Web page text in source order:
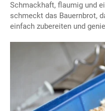
Schmackhaft, flaumig und
schmeckt das Bauernbrot,
einfach zubereiten und